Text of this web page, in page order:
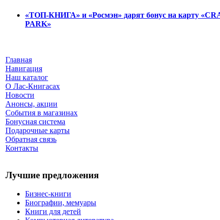
«ТОП-КНИГА» и «Росмэн» дарят бонус на карту
PARK»
Главная
Навигация
Наш каталог
О Лас-Книгасах
Новости
Анонсы, акции
События в магазинах
Бонусная система
Подарочные карты
Обратная связь
Контакты
Лучшие предложения
Бизнес-книги
Биографии, мемуары
Книги для детей